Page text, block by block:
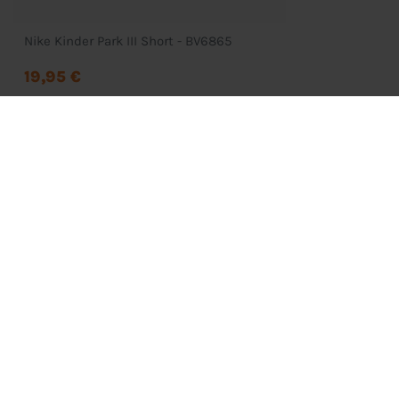
Nike Kinder Park III Short - BV6865
19,95 €